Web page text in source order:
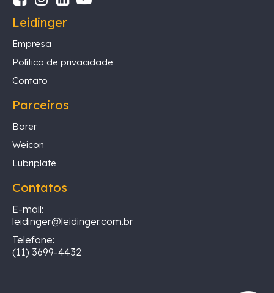
Leidinger
Empresa
Política de privacidade
Contato
Parceiros
Borer
Weicon
Lubriplate
Contatos
E-mail:
leidinger@leidinger.com.br
Telefone:
(11) 3699-4432